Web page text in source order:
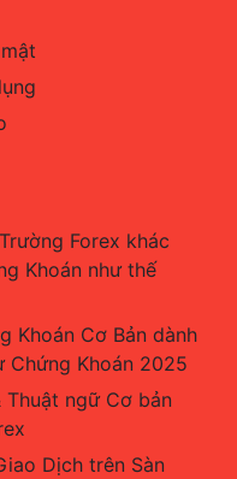
Forex khác
Khoán như thế
Khoán Cơ Bản dành
Chứng Khoán 2025
Thuật ngữ Cơ bản
Dịch trên Sàn